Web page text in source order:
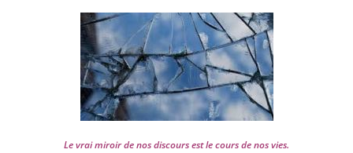
Le vrai miroir de nos dis­cours est le cours de nos vies.